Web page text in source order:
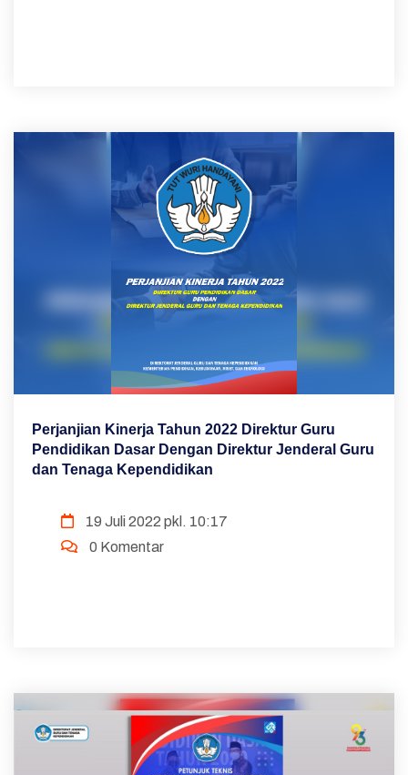
Perjanjian Kinerja Tahun 2022 Direktur Guru
Pendidikan Dasar Dengan Direktur Jenderal Guru
dan Tenaga Kependidikan
19 Juli 2022 pkl. 10:17
0 Komentar